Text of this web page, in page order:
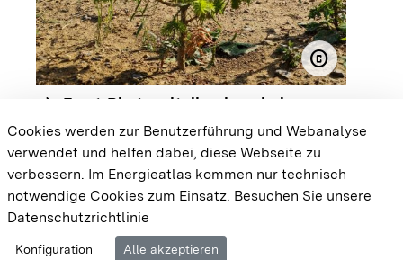
copyright© Emil
arrow_forward
Forst-Photovoltaikanlage bei
Sigmaringen
{{#displayPraxisbeispielMap}} {{{body}}}
{{/displayPraxisbeispielMap}}
Cookie-EinstellungenBarrierefreiheit
Impressum
Cookies werden zur Benutzerführung und Webanalyse
verwendet und helfen dabei, diese Webseite zu
verbessern. Im Energieatlas kommen nur technisch
notwendige Cookies zum Einsatz. Besuchen Sie unsere
Datenschutzrichtlinie
Konfiguration Alle akzeptieren